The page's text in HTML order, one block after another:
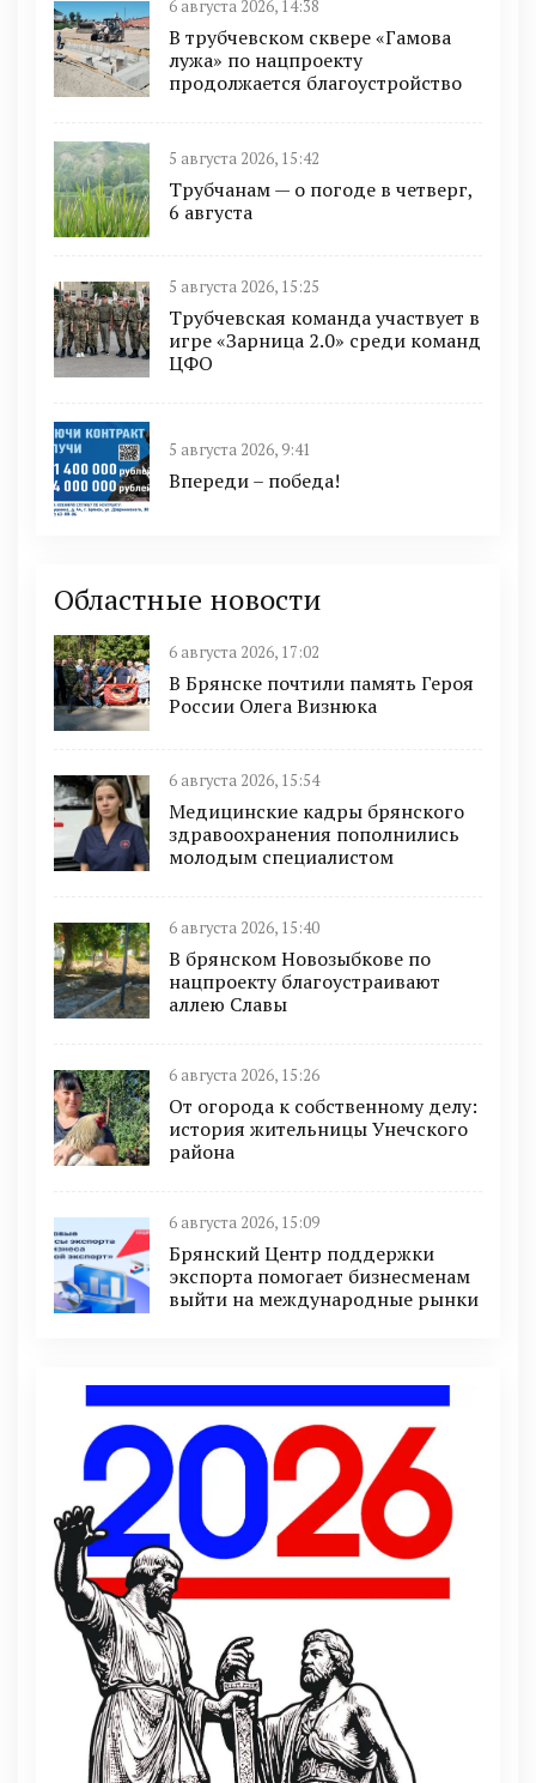
6 августа 2026, 14:38
В трубчевском сквере «Гамова
лужа» по нацпроекту
продолжается благоустройство
5 августа 2026, 15:42
Трубчанам — о погоде в четверг,
6 августа
5 августа 2026, 15:25
Трубчевская команда участвует в
игре «Зарница 2.0» среди команд
ЦФО
5 августа 2026, 9:41
Впереди – победа!
Областные новости
6 августа 2026, 17:02
В Брянске почтили память Героя
России Олега Визнюка
6 августа 2026, 15:54
Медицинские кадры брянского
здравоохранения пополнились
молодым специалистом
6 августа 2026, 15:40
В брянском Новозыбкове по
нацпроекту благоустраивают
аллею Славы
6 августа 2026, 15:26
От огорода к собственному делу:
история жительницы Унечского
района
6 августа 2026, 15:09
Брянский Центр поддержки
экспорта помогает бизнесменам
выйти на международные рынки